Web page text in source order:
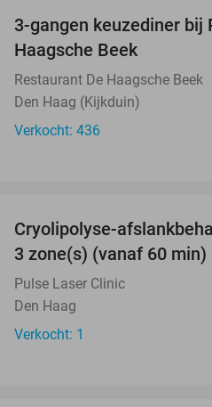
3-gangen keuzediner bij
Haagsche Beek
Restaurant De Haagsche Beek
Den Haag (Kijkduin)
Verkocht: 436
NEW
TODAY
Cryolipolyse-
3 zone(s) (vanaf 60 min)
Pulse Laser Clinic
Den Haag
Verkocht: 1